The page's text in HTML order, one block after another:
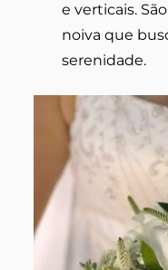
e verticais.
noiva que
serenidade.